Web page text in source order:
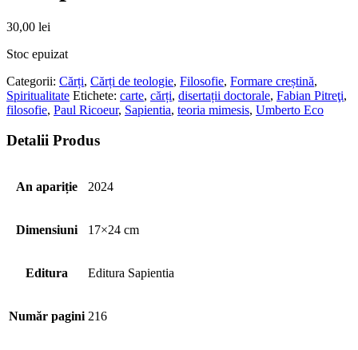
30,00 lei
Stoc epuizat
Categorii: Cărți, Cărți de teologie, Filosofie, Formare creștină,
Spiritualitate Etichete: carte, cărți, disertații doctorale, Fabian Pitreţi,
filosofie, Paul Ricoeur, Sapientia, teoria mimesis, Umberto Eco
Detalii Produs
An apariție 2024
Dimensiuni 17×24 cm
Editura Editura Sapientia
Număr pagini 216